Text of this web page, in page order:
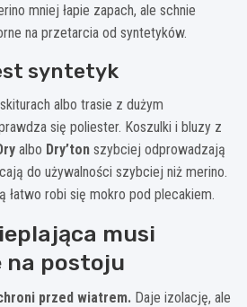
mniej łapie zapach, ale schnie
na przetarcia od syntetyków.
syntetyk
albo trasie z dużym
się poliester. Koszulki i bluzy z
albo Dry’ton szybciej odprowadzają
do używalności szybciej niż merino.
łatwo robi się mokro pod plecakiem.
musi
na postoju
przed wiatrem. Daje izolację, ale